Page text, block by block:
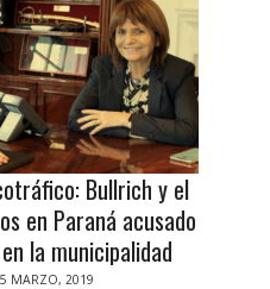
Bullrich y el
en Paraná acusado
la municipalidad
MARZO, 2019